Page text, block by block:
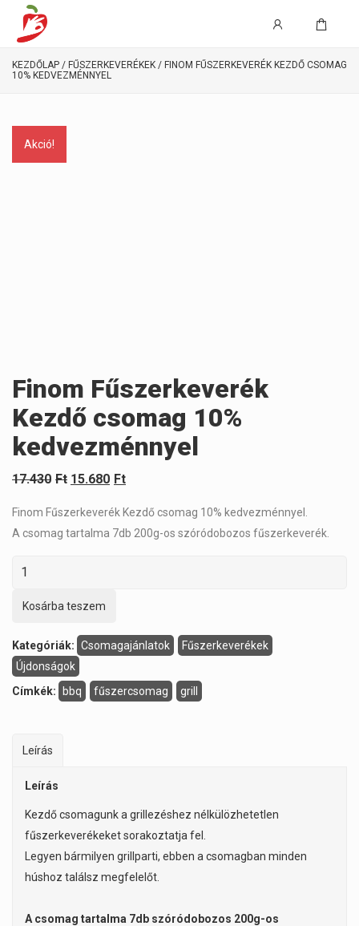
KEZDŐLAP / FŰSZERKEVERÉKEK / FINOM FŰSZERKEVERÉK KEZDŐ CSOMAG
10% KEDVEZMÉNNYEL
Akció!
Finom Fűszerkeverék
Kezdő csomag 10%
kedvezménnyel
17.430 Ft 15.680 Ft
Finom Fűszerkeverék Kezdő csomag 10% kedvezménnyel.
A csomag tartalma 7db 200g-os szóródobozos fűszerkeverék.
Kosárba teszem
Kategóriák: Csomagajánlatok
Fűszerkeverékek
Újdonságok
Címkék:
bbq fűszercsomag grill
Leírás
Leírás
Kezdő csomagunk a grillezéshez nélkülözhetetlen
fűszerkeverékeket sorakoztatja fel.
Legyen bármilyen grillparti, ebben a csomagban minden
húshoz találsz megfelelőt.
A csomag tartalma 7db szóródobozos 200g-os